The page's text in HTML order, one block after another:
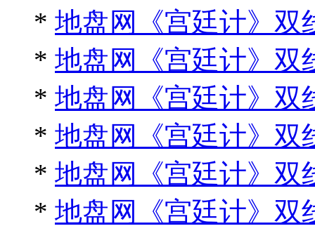
* 地盘网《宫廷计》双
* 地盘网《宫廷计》双
* 地盘网《宫廷计》双
* 地盘网《宫廷计》双
* 地盘网《宫廷计》双
* 地盘网《宫廷计》双